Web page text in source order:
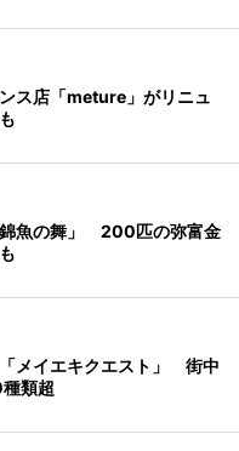
ス店「meture」がリニュ
錦魚の舞」 200匹の弥富金
メイエキクエスト」 街中
類超